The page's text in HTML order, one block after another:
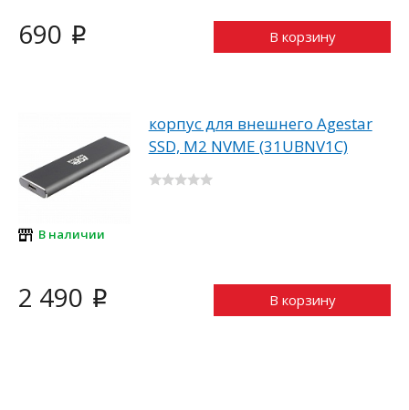
690 i В корзину
В наличии
корпус для внешнего Agestar
SSD, M2 NVME (31UBNV1C)
2 490 i В корзину